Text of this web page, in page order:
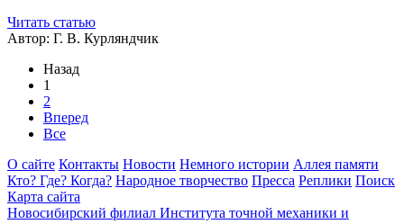
Читать статью
Автор: Г. В. Курляндчик
Назад
1
2
Вперед
Все
О сайте Контакты Новости Немного истории Аллея памяти
Кто? Где? Когда? Народное творчество Пресса Реплики Поиск
Карта сайта
Новосибирский филиал Института точной механики и